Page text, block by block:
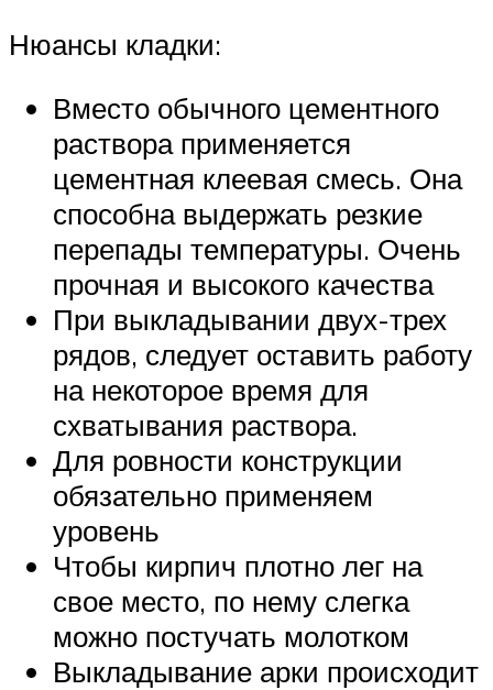
Нюансы кладки:
Вместо обычного цементного
раствора применяется
цементная клеевая смесь. Она
способна выдержать резкие
перепады температуры. Очень
прочная и высокого качества
При выкладывании двух-трех
рядов, следует оставить работу
на некоторое время для
схватывания раствора.
Для ровности конструкции
обязательно применяем
уровень
Чтобы кирпич плотно лег на
свое место, по нему слегка
можно постучать молотком
Выкладывание арки происходит